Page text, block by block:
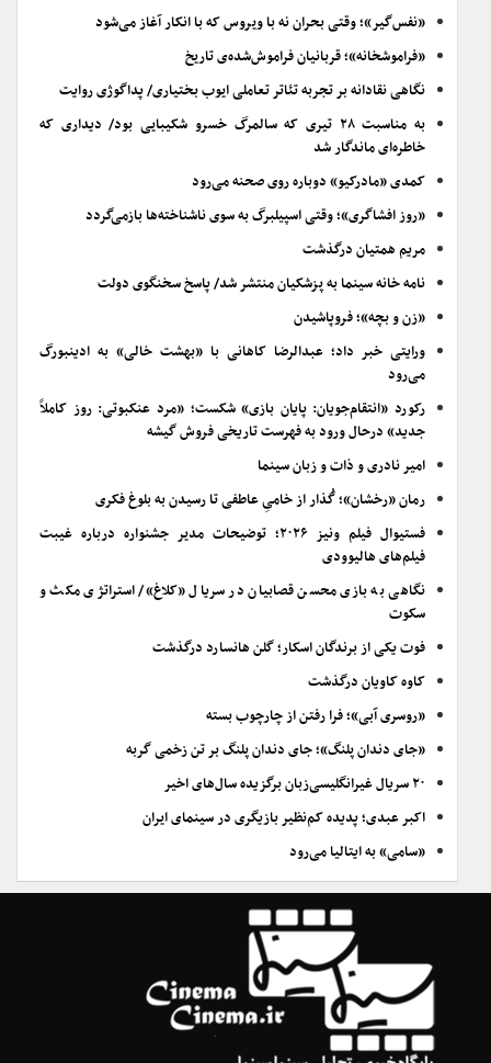
«نفس‌گیر»؛ وقتی بحران نه با ویروس که با انکار آغاز می‌شود
«فراموشخانه»؛ قربانیان فراموش‌شده‌ی تاریخ
نگاهی نقادانه بر تجربه تئاتر تعاملی ایوب بختیاری/ پداگوژی روایت
به مناسبت ۲۸ تیری که سالمرگ خسرو شکیبایی بود/ دیداری که
خاطره‌ای ماندگار شد
کمدی «مادرکیو» دوباره روی صحنه می‌رود
«روز افشاگری»؛ وقتی اسپیلبرگ به سوی ناشناخته‌ها بازمی‌گردد
مریم همتیان درگذشت
نامه خانه سینما به پزشکیان منتشر شد/ پاسخ سخنگوی دولت
«زن و بچه»؛ فروپاشیدن
ورایتی خبر داد؛ عبدالرضا کاهانی با «بهشت خالی» به ادینبورگ
می‌رود
رکورد «انتقام‌جویان: پایان بازی» شکست؛ «مرد عنکبوتی: روز کاملاً
جدید» درحال ورود به فهرست تاریخی فروش گیشه
امیر نادری و ذات و زبان سینما
رمان «رخشان»؛ گُذار از خامیِ عاطفی تا رسیدن به بلوغ فکری
فستیوال فیلم ونیز ۲۰۲۶؛ توضیحات مدیر جشنواره درباره غیبت
فیلم‌های هالیوودی
نگاهی به بازی محسن قصابیان در سریال «کلاغ»/ استراتژی مکث و
سکوت
فوت یکی از برندگان اسکار؛ گلن هانسارد درگذشت
کاوه کاویان درگذشت
«روسری آبی»؛ فرا رفتن از چارچوب بسته
«جای دندان پلنگ»؛ جای دندان پلنگ بر تن زخمی گربه
۲۰ سریال غیرانگلیسی‌زبان برگزیده سال‌های اخیر
اکبر عبدی؛ پدیده کم‌نظیر بازیگری در سینمای ایران
«سامی» به ایتالیا می‌رود